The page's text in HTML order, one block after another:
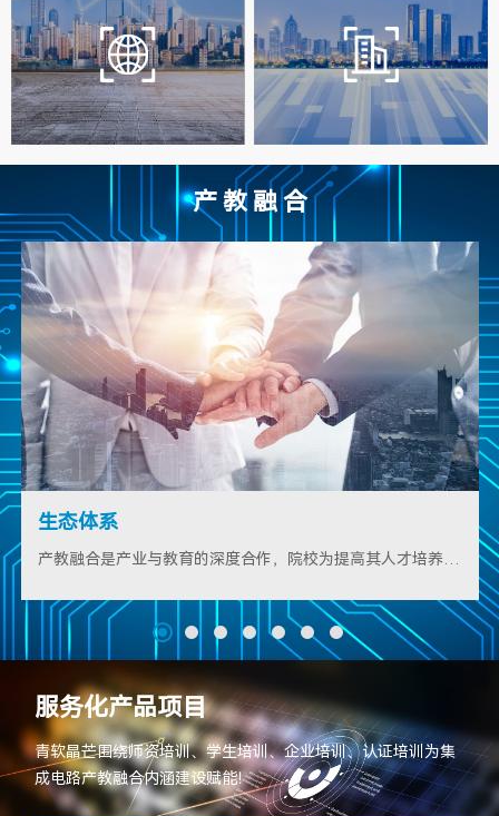
产教融合
生态体系
产教融合是产业与教育的深度合作，院校为提高其人才培养质量而与行业企业开展的深度合作，构建合作生态内容
服务化产品项目
青软晶芒围绕师资培训、学生培训、企业培训、认证培训为集
成电路产教融合内涵建设赋能！